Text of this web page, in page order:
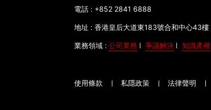
電話 : +852 2841 6888
地址 :香港皇后大道東183號合和中心43樓
業務領域 : 公司業務 爭議解決 知識產權
使用條款 私隱政策 法律聲明